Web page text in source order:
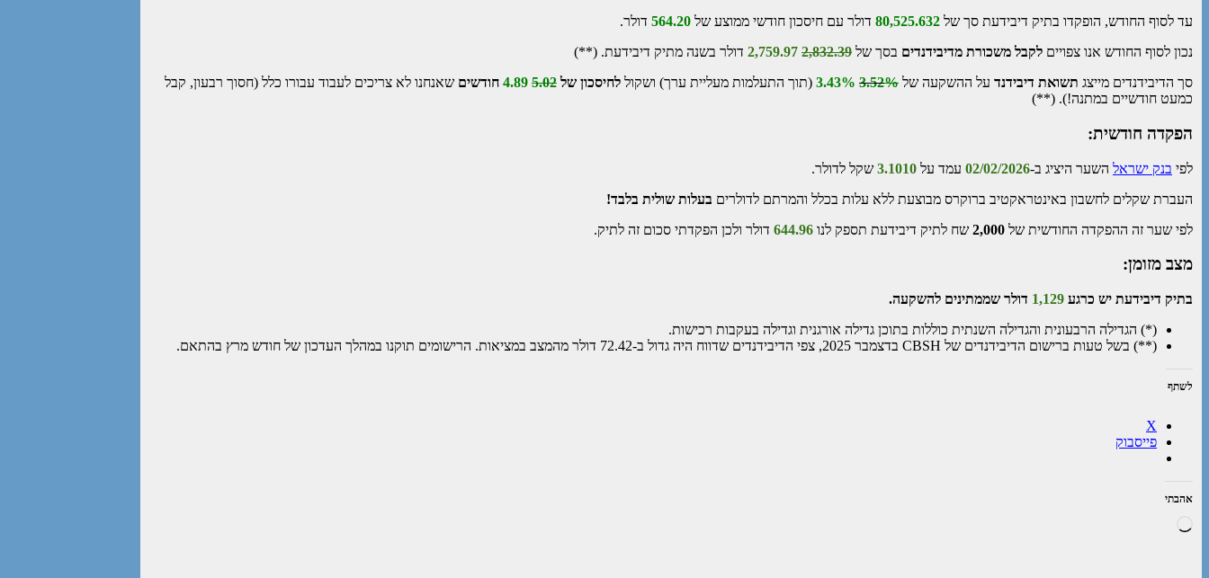
עד לסוף החודש, הופקדו בתיק דיבידעת סך של 80,525.632 דולר עם חיסכון חודשי ממוצע של 564.20 דולר.
נכון לסוף החודש אנו צפויים לקבל משכורת מדיבידנדים בסך של 2,832.39
דולר בשנה מתיק דיבידעת. (**)
סך הדיבידנדים מייצג תשואת דיבידנד על ההשקעה של 3.52%
3.43% (תוך התעלמות מעליית ערך) ושקול לחיסכון של 5.02 חודשים שאנחנו לא צריכים לעבוד עבורו כלל (חסוך רבעון, קבל
כמעט חודשיים במתנה!). (**)
הפקדה חודשית:
לפי בנק ישראל השער היציג ב-02/02/2026 עמד על 3.1010 שקל לדולר.
העברת שקלים לחשבון באינטראקטיב ברוקרס מבוצעת ללא עלות בכלל והמרתם לדולרים בעלות שולית בלבד!
לפי שער זה ההפקדה החודשית של 2,000 שח לתיק דיבידעת תספק לנו 644.96 דולר ולכן הפקדתי סכום זה לתיק.
מצב מזומן:
בתיק דיבידעת יש כרגע 1,129 דולר שממתינים להשקעה.
(*) הגדילה הרבעונית והגדילה השנתית כוללות בתוכן גדילה אורגנית וגדילה בעקבות רכישות.
(**) בשל טעות ברישום הדיבידנדים של CBSH בדצמבר 2025, צפי הדיבידנדים שדווח היה גדול ב-72.42 דולר מהמצב במציאות. הרישומים תוקנו במהלך העדכון של חודש מרץ בהתאם.
לשתף
X
פייסבוק
אהבתי